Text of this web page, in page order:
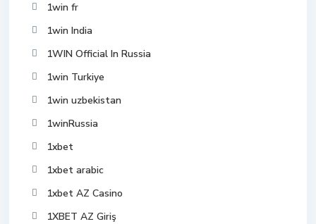
1win fr
1win India
1WIN Official In Russia
1win Turkiye
1win uzbekistan
1winRussia
1xbet
1xbet arabic
1xbet AZ Casino
1XBET AZ Giriş